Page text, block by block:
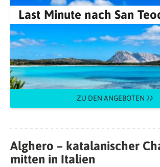
Last Minute nach San
ZU DEN ANGEBOTEN
Alghero – katalanischer
mitten in Italien